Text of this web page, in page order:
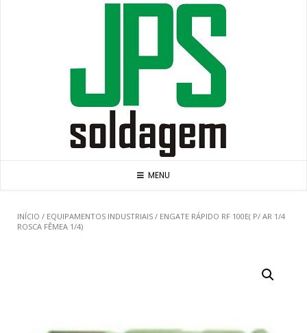
MENU
INÍCIO / EQUIPAMENTOS INDUSTRIAIS / ENGATE RÁPIDO RF 100E( P/ AR 1/4
ROSCA FÊMEA 1/4)